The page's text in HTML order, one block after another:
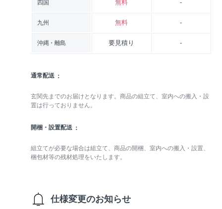
四国 無料 -
九州 無料 -
沖縄・離島 要見積り -
通常配送
玄関先までのお届けとなります。商品の組立て、室内への搬入・設
置は行っておりません。
開梱・設置配送
組立てが必要な場合は組立て、商品の開梱、室内への搬入・設置、
梱包材等の残材処理をいたします。
仕様変更のお知らせ